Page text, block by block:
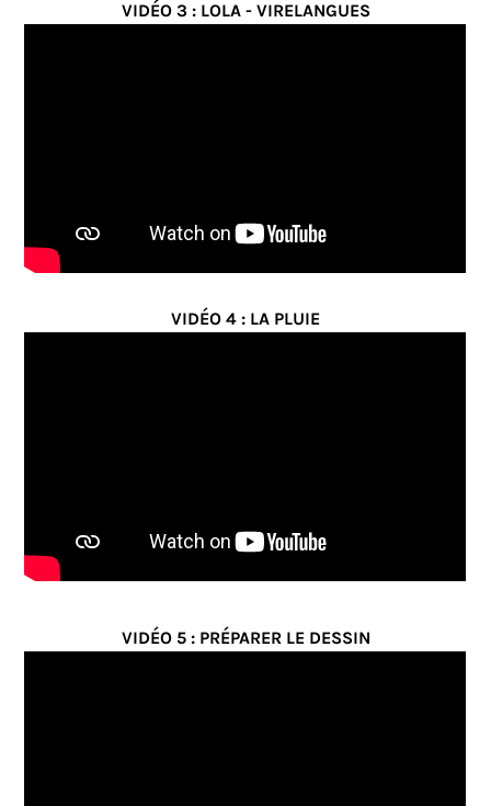
VIDÉO 3 : LOLA - VIRELANGUES
VIDÉO 4 : LA PLUIE
VIDÉO 5 : PRÉPARER LE DESSIN